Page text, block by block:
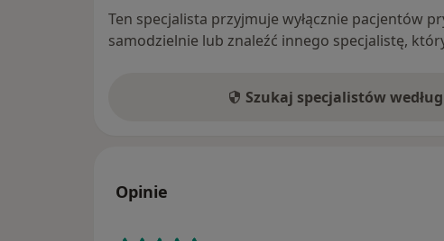
Ten specjalista przyjmuje wyłącznie pacjentów
samodzielnie lub znaleźć innego specjalistę,
Szukaj specjalistów
Opinie